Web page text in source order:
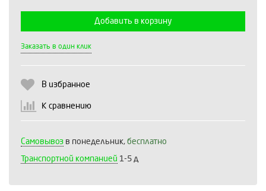
Добавить в корзину
Заказать в один клик
В избранное
К сравнению
Самовывоз в понедельник, бесплатно
Транспортной компанией 1-5 д